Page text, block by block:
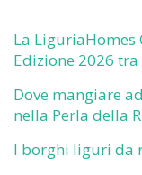
La LiguriaHomes
Edizione 2026
Dove mangiare
nella Perla della
I borghi liguri da